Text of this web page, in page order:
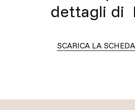
dettagli di
SCARICA LA